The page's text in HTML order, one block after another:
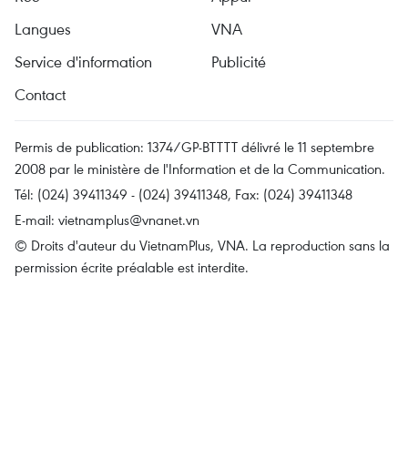
Langues
VNA
Service d'information
Publicité
Contact
Permis de publication: 1374/GP-BTTTT délivré le 11 septembre
2008 par le ministère de l'Information et de la Communication.
Tél: (024) 39411349 - (024) 39411348, Fax: (024) 39411348
E-mail: vietnamplus@vnanet.vn
© Droits d'auteur du VietnamPlus, VNA. La reproduction sans la
permission écrite préalable est interdite.